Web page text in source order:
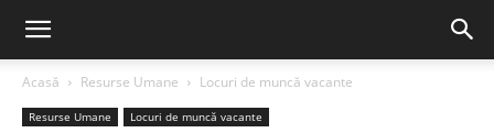
Acasă Resurse Umane Locuri de muncă vacante
Resurse Umane Locuri de muncă vacante